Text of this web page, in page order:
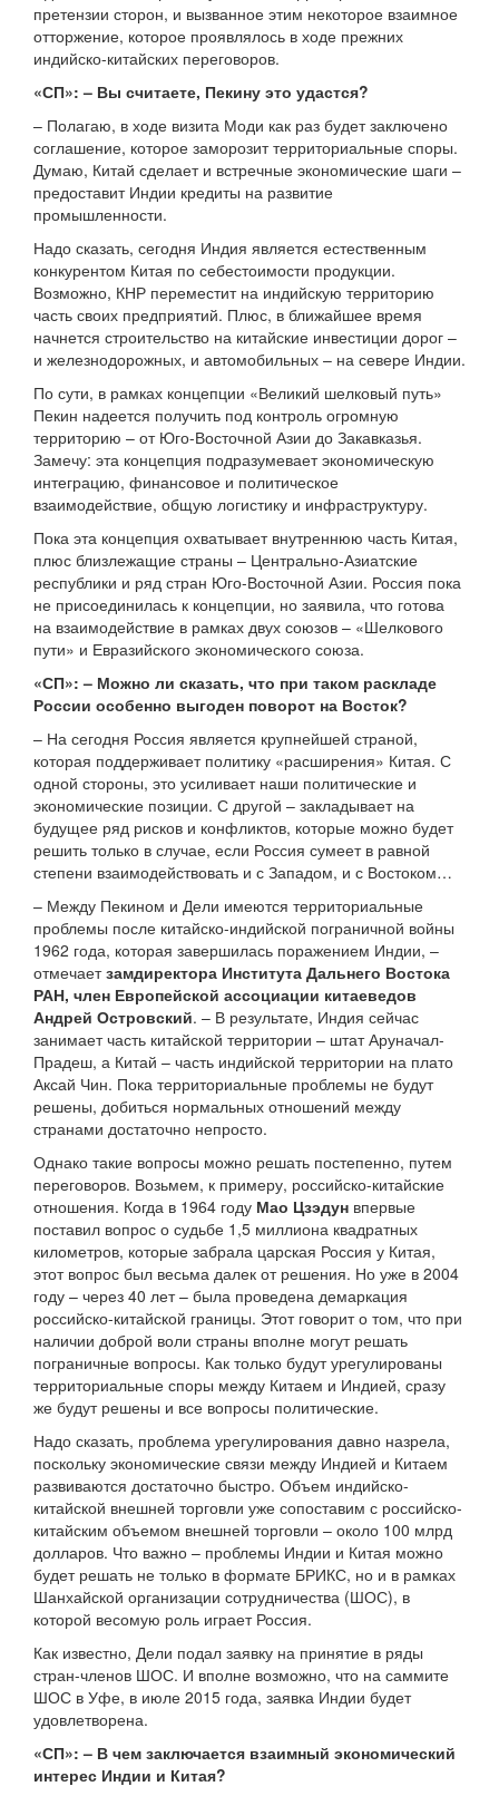
претензии сторон, и вызванное этим некоторое взаимное
отторжение, которое проявлялось в ходе прежних
индийско-китайских переговоров.
«СП»: – Вы считаете, Пекину это удастся?
– Полагаю, в ходе визита Моди как раз будет заключено
соглашение, которое заморозит территориальные споры.
Думаю, Китай сделает и встречные экономические шаги –
предоставит Индии кредиты на развитие
промышленности.
Надо сказать, сегодня Индия является естественным
конкурентом Китая по себестоимости продукции.
Возможно, КНР переместит на индийскую территорию
часть своих предприятий. Плюс, в ближайшее время
начнется строительство на китайские инвестиции дорог –
и железнодорожных, и автомобильных – на севере Индии.
По сути, в рамках концепции «Великий шелковый путь»
Пекин надеется получить под контроль огромную
территорию – от Юго-Восточной Азии до Закавказья.
Замечу: эта концепция подразумевает экономическую
интеграцию, финансовое и политическое
взаимодействие, общую логистику и инфраструктуру.
Пока эта концепция охватывает внутреннюю часть Китая,
плюс близлежащие страны – Центрально-Азиатские
республики и ряд стран Юго-Восточной Азии. Россия пока
не присоединилась к концепции, но заявила, что готова
на взаимодействие в рамках двух союзов – «Шелкового
пути» и Евразийского экономического союза.
«СП»: – Можно ли сказать, что при таком раскладе
России особенно выгоден поворот на Восток?
– На сегодня Россия является крупнейшей страной,
которая поддерживает политику «расширения» Китая. С
одной стороны, это усиливает наши политические и
экономические позиции. С другой – закладывает на
будущее ряд рисков и конфликтов, которые можно будет
решить только в случае, если Россия сумеет в равной
степени взаимодействовать и с Западом, и с Востоком…
– Между Пекином и Дели имеются территориальные
проблемы после китайско-индийской пограничной войны
1962 года, которая завершилась поражением Индии, –
отмечаетзамдиректора Института Дальнего Востока
РАН, член Европейской ассоциации китаеведов
Андрей Островский. – В результате, Индия сейчас
занимает часть китайской территории – штат Аруначал-
Прадеш, а Китай – часть индийской территории на плато
Аксай Чин. Пока территориальные проблемы не будут
решены, добиться нормальных отношений между
странами достаточно непросто.
Однако такие вопросы можно решать постепенно, путем
переговоров. Возьмем, к примеру, российско-китайские
отношения. Когда в 1964 году Мао Цзэдун впервые
поставил вопрос о судьбе 1,5 миллиона квадратных
километров, которые забрала царская Россия у Китая,
этот вопрос был весьма далек от решения. Но уже в 2004
году – через 40 лет – была проведена демаркация
российско-китайской границы. Этот говорит о том, что при
наличии доброй воли страны вполне могут решать
пограничные вопросы. Как только будут урегулированы
территориальные споры между Китаем и Индией, сразу
же будут решены и все вопросы политические.
Надо сказать, проблема урегулирования давно назрела,
поскольку экономические связи между Индией и Китаем
развиваются достаточно быстро. Объем индийско-
китайской внешней торговли уже сопоставим с российско-
китайским объемом внешней торговли – около 100 млрд
долларов. Что важно – проблемы Индии и Китая можно
будет решать не только в формате БРИКС, но и в рамках
Шанхайской организации сотрудничества (ШОС), в
которой весомую роль играет Россия.
Как известно, Дели подал заявку на принятие в ряды
стран-членов ШОС. И вполне возможно, что на саммите
ШОС в Уфе, в июле 2015 года, заявка Индии будет
удовлетворена.
«СП»: – В чем заключается взаимный экономический
интерес Индии и Китая?